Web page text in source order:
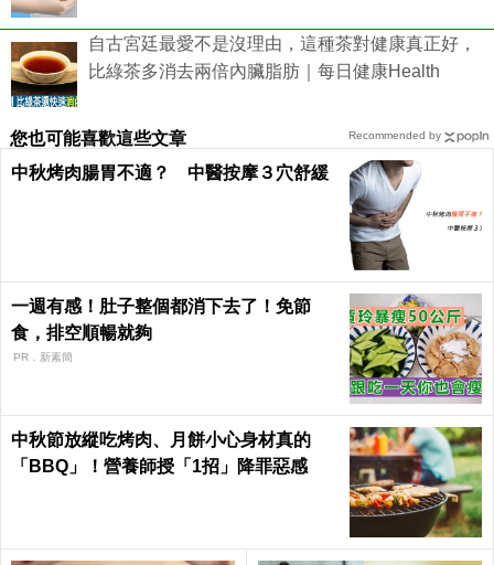
自古宮廷最愛不是沒理由，這種茶對健康真正好，
比綠茶多消去兩倍內臟脂肪｜每日健康Health
您也可能喜歡這些文章
中秋烤肉腸胃不適？ 中醫按摩３穴舒緩
一週有感！肚子整個都消下去了！免節
食，排空順暢就夠
PR．新素簡
中秋節放縱吃烤肉、月餅小心身材真的
「BBQ」！營養師授「1招」降罪惡感
Recommended by